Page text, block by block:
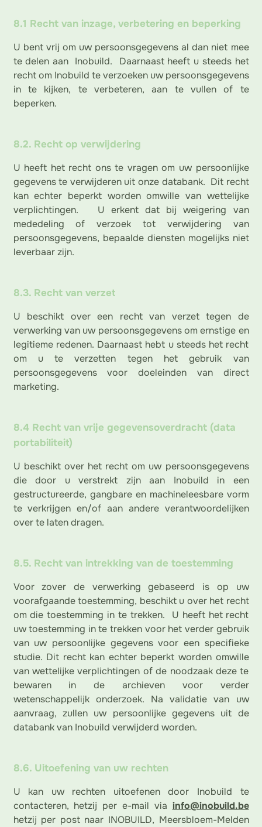
8.1 Recht van inzage, verbetering en beperking
U bent vrij om uw persoonsgegevens al dan niet mee
te delen aan Inobuild. Daarnaast heeft u steeds het
recht om Inobuild te verzoeken uw persoonsgegevens
in te kijken, te verbeteren, aan te vullen of te
beperken.
8.2. Recht op verwijdering
U heeft het recht ons te vragen om uw persoonlijke
gegevens te verwijderen uit onze databank. Dit recht
kan echter beperkt worden omwille van wettelijke
verplichtingen. U erkent dat bij weigering van
mededeling of verzoek tot verwijdering van
persoonsgegevens, bepaalde diensten mogelijks niet
leverbaar zijn.
8.3. Recht van verzet
U beschikt over een recht van verzet tegen de
verwerking van uw persoonsgegevens om ernstige en
legitieme redenen. Daarnaast hebt u steeds het recht
om u te verzetten tegen het gebruik van
persoonsgegevens voor doeleinden van direct
marketing.
8.4 Recht van vrije gegevensoverdracht (data
portabiliteit)
U beschikt over het recht om uw persoonsgegevens
die door u verstrekt zijn aan Inobuild in een
gestructureerde, gangbare en machineleesbare vorm
te verkrijgen en/of aan andere verantwoordelijken
over te laten dragen.
8.5. Recht van intrekking van de toestemming
Voor zover de verwerking gebaseerd is op uw
voorafgaande toestemming, beschikt u over het recht
om die toestemming in te trekken. U heeft het recht
uw toestemming in te trekken voor het verder gebruik
van uw persoonlijke gegevens voor een specifieke
studie. Dit recht kan echter beperkt worden omwille
van wettelijke verplichtingen of de noodzaak deze te
bewaren in de archieven voor verder
wetenschappelijk onderzoek. Na validatie van uw
aanvraag, zullen uw persoonlijke gegevens uit de
databank van Inobuild verwijderd worden.
8.6. Uitoefening van uw rechten
U kan uw rechten uitoefenen door Inobuild te
contacteren, hetzij per e-mail via info@inobuild.be
hetzij per post naar INOBUILD, Meersbloem-Melden